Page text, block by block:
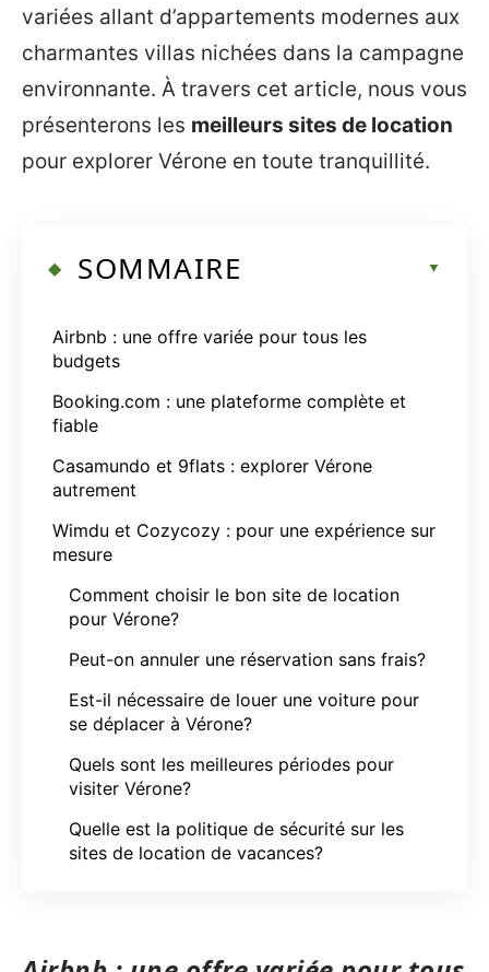
variées allant d’appartements modernes aux
charmantes villas nichées dans la campagne
environnante. À travers cet article, nous vous
présenterons les meilleurs sites de location
pour explorer Vérone en toute tranquillité.
SOMMAIRE
Airbnb : une offre variée pour tous les
budgets
Booking.com : une plateforme complète et
fiable
Casamundo et 9flats : explorer Vérone
autrement
Wimdu et Cozycozy : pour une expérience sur
mesure
Comment choisir le bon site de location
pour Vérone?
Peut-on annuler une réservation sans frais?
Est-il nécessaire de louer une voiture pour
se déplacer à Vérone?
Quels sont les meilleures périodes pour
visiter Vérone?
Quelle est la politique de sécurité sur les
sites de location de vacances?